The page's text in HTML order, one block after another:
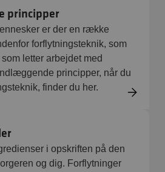
principper
er der en række
forflytningsteknik, som
letter arbejdet med
principper, når du
finder du her.
i opskriften på den
og dig. Forflytninger